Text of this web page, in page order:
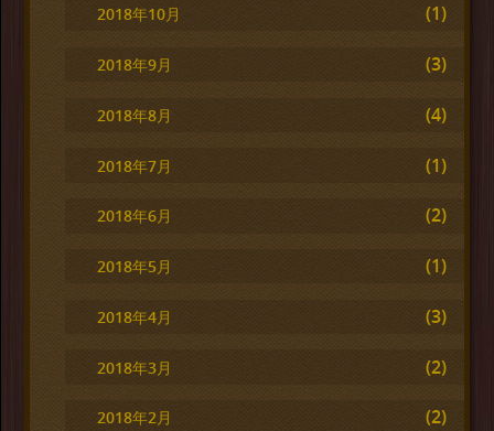
2018年10月 (1)
2018年9月 (3)
2018年8月 (4)
2018年7月 (1)
2018年6月 (2)
2018年5月 (1)
2018年4月 (3)
2018年3月 (2)
2018年2月 (2)